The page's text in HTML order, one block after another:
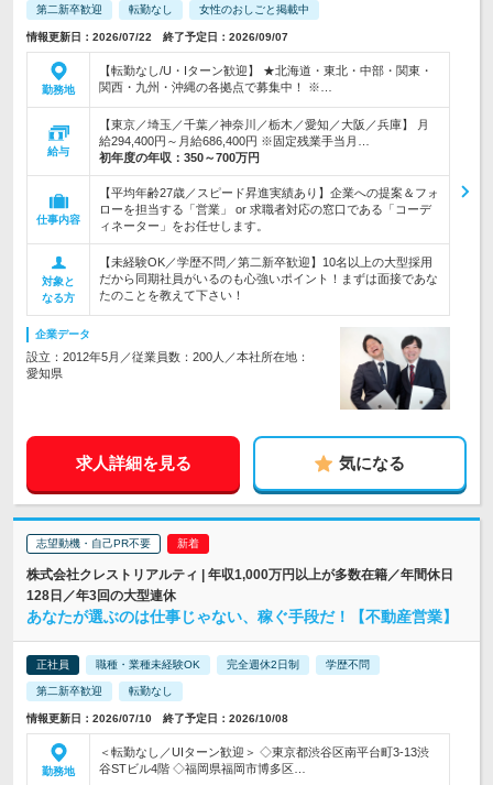
第二新卒歓迎 転勤なし 女性のおしごと掲載中
情報更新日：2026/07/22 終了予定日：2026/09/07
勤務地
【転勤なし/U・Iターン歓迎】 ★北海道・東北・中部・関東・
関西・九州・沖縄の各拠点で募集中！ ※…
給与
【東京／埼玉／千葉／神奈川／栃木／愛知／大阪／兵庫】 月
給294,400円～月給686,400円 ※固定残業手当月…
初年度の年収： 350～700万円
仕事内容
【平均年齢27歳／スピード昇進実績あり】企業への提案＆フォ
ローを担当する「営業」 or 求職者対応の窓口である「コーデ
ィネーター」をお任せします。
対象と
なる方
【未経験OK／学歴不問／第二新卒歓迎】10名以上の大型採用
だから同期社員がいるのも心強いポイント！まずは面接であな
たのことを教えて下さい！
企業データ
設立：2012年5月／従業員数：200人／本社所在地：
愛知県
求人詳細を見る 気になる
志望動機・自己PR不要
株式会社クレストリアルティ | 年収1,000万円以上が多数在籍／年間休日
128日／年3回の大型連休
あなたが選ぶのは仕事じゃない、稼ぐ手段だ！【不動産営業】
正社員 職種・業種未経験OK 完全週休2日制 学歴不問
第二新卒歓迎 転勤なし
情報更新日：2026/07/10 終了予定日：2026/10/08
勤務地
＜転勤なし／UIターン歓迎＞ ◇東京都渋谷区南平台町3-13渋
谷STビル4階 ◇福岡県福岡市博多区…